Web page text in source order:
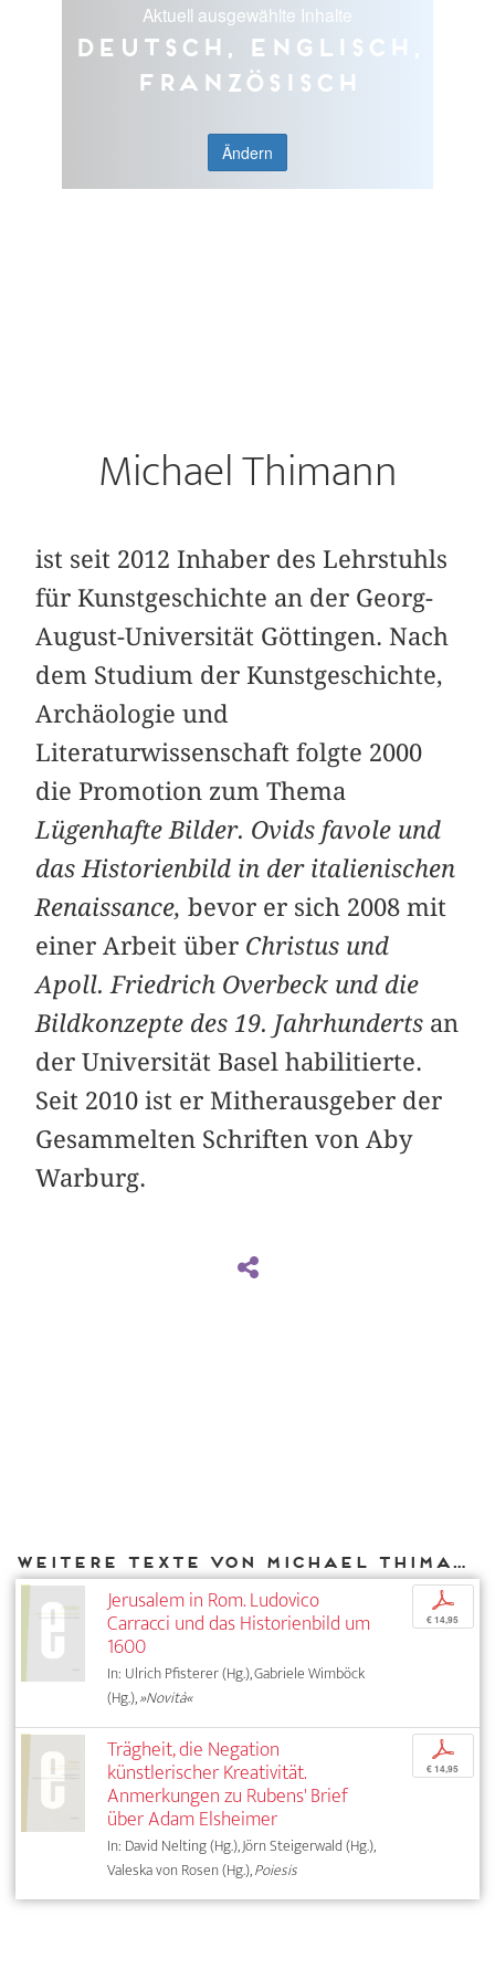
Aktuell ausgewählte Inhalte
Deutsch, Englisch,
Französisch
Ändern
Michael Thimann
ist seit 2012 Inhaber des Lehrstuhls
für Kunstgeschichte an der Georg-
August-Universität Göttingen. Nach
dem Studium der Kunstgeschichte,
Archäologie und
Literaturwissenschaft folgte 2000
die Promotion zum Thema
Lügenhafte Bilder. Ovids favole und
das Historienbild in der italienischen
Renaissance, bevor er sich 2008 mit
einer Arbeit über Christus und
Apoll. Friedrich Overbeck und die
Bildkonzepte des 19. Jahrhunderts an
der Universität Basel habilitierte.
Seit 2010 ist er Mitherausgeber der
Gesammelten Schriften von Aby
Warburg.
Weitere Texte von Michael Thimann bei DIAPHANES
Jerusalem in Rom. Ludovico
Carracci und das Historienbild um
1600
In: Ulrich Pfisterer (Hg.), Gabriele Wimböck
(Hg.),»Novità«
p
€ 14,95
Trägheit, die Negation
künstlerischer Kreativität.
Anmerkungen zu Rubens' Brief
über Adam Elsheimer
In: David Nelting (Hg.), Jörn Steigerwald (Hg.),
Valeska von Rosen (Hg.),Poiesis
p
€ 14,95